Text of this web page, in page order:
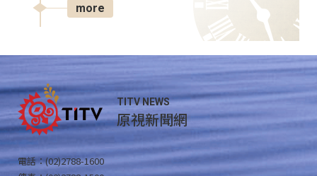
more
TITV NEWS
原視新聞網
電話：(02)2788-1600